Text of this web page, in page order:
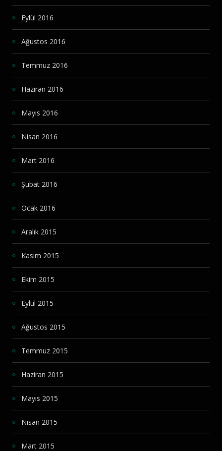
Eylül 2016
Ağustos 2016
Temmuz 2016
Haziran 2016
Mayıs 2016
Nisan 2016
Mart 2016
Şubat 2016
Ocak 2016
Aralık 2015
Kasım 2015
Ekim 2015
Eylül 2015
Ağustos 2015
Temmuz 2015
Haziran 2015
Mayıs 2015
Nisan 2015
Mart 2015